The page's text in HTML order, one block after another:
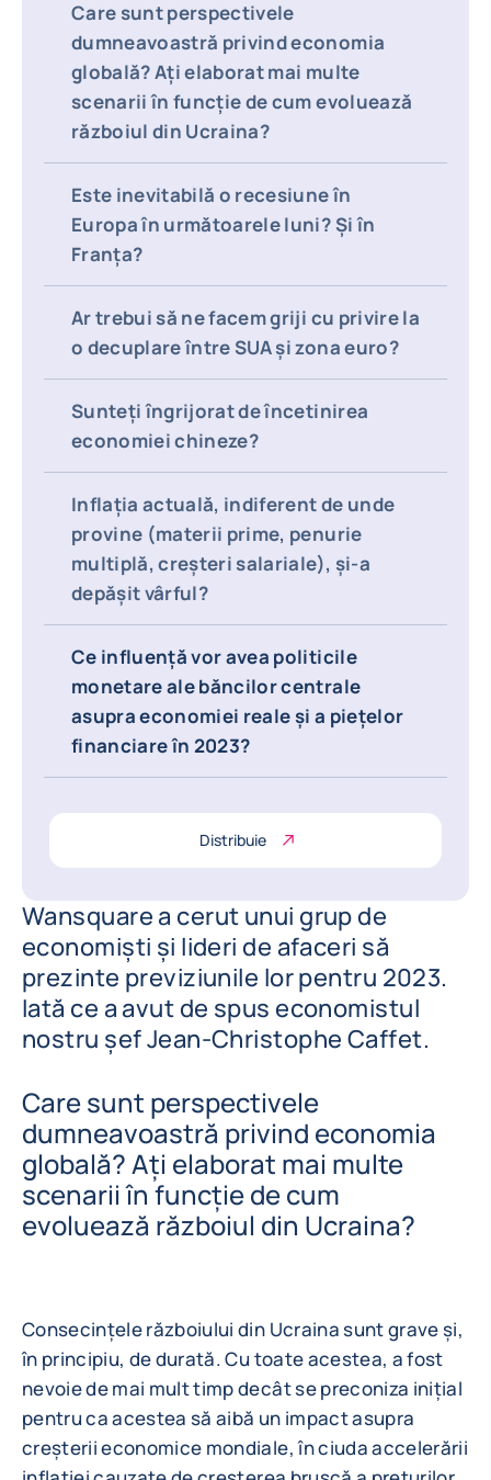
Care sunt perspectivele
dumneavoastră privind economia
globală? Ați elaborat mai multe
scenarii în funcție de cum evoluează
războiul din Ucraina?
Este inevitabilă o recesiune în
Europa în următoarele luni? Și în
Franța?
Ar trebui să ne facem griji cu privire la
o decuplare între SUA și zona euro?
Sunteți îngrijorat de încetinirea
economiei chineze?
Inflația actuală, indiferent de unde
provine (materii prime, penurie
multiplă, creșteri salariale), și-a
depășit vârful?
Ce influență vor avea politicile
monetare ale băncilor centrale
asupra economiei reale și a piețelor
financiare în 2023?
Distribuie
Wansquare a cerut unui grup de
economiști și lideri de afaceri să
prezinte previziunile lor pentru 2023.
Iată ce a avut de spus economistul
nostru șef Jean-Christophe Caffet.
Care sunt perspectivele
dumneavoastră privind economia
globală? Ați elaborat mai multe
scenarii în funcție de cum
evoluează războiul din Ucraina?
Consecințele războiului din Ucraina sunt grave și,
în principiu, de durată. Cu toate acestea, a fost
nevoie de mai mult timp decât se preconiza inițial
pentru ca acestea să aibă un impact asupra
creșterii economice mondiale, în ciuda accelerării